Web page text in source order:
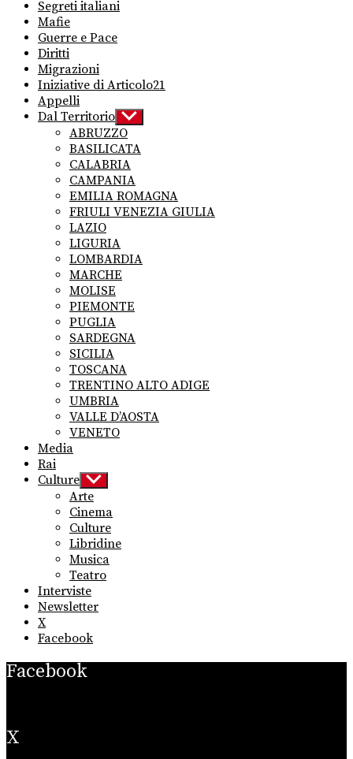
Segreti italiani
Mafie
Guerre e Pace
Diritti
Migrazioni
Iniziative di Articolo21
Appelli
Dal Territorio Show
sub
menu
ABRUZZO
BASILICATA
CALABRIA
CAMPANIA
EMILIA ROMAGNA
FRIULI VENEZIA GIULIA
LAZIO
LIGURIA
LOMBARDIA
MARCHE
MOLISE
PIEMONTE
PUGLIA
SARDEGNA
SICILIA
TOSCANA
TRENTINO ALTO ADIGE
UMBRIA
VALLE D’AOSTA
VENETO
Media
Rai
Culture Show
sub
menu
Arte
Cinema
Culture
Libridine
Musica
Teatro
Interviste
Newsletter
X
Facebook
Facebook
X